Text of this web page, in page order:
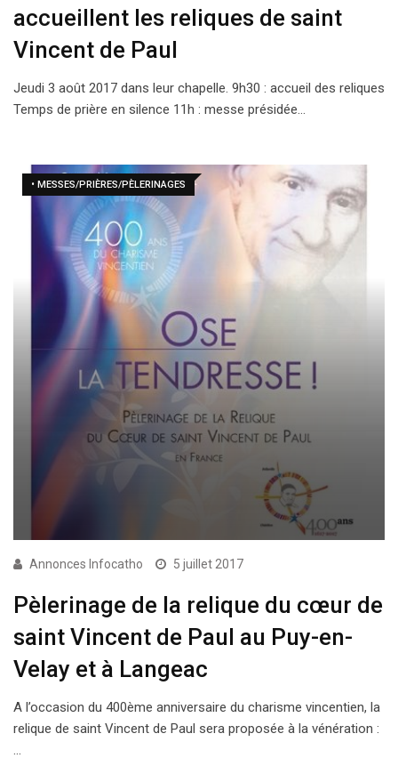
accueillent les reliques de saint
Vincent de Paul
Jeudi 3 août 2017 dans leur chapelle. 9h30 : accueil des reliques
Temps de prière en silence 11h : messe présidée…
• MESSES/PRIÈRES/PÈLERINAGES
Annonces Infocatho 5 juillet 2017
Pèlerinage de la relique du cœur de
saint Vincent de Paul au Puy-en-
Velay et à Langeac
A l’occasion du 400ème anniversaire du charisme vincentien, la
relique de saint Vincent de Paul sera proposée à la vénération :
…